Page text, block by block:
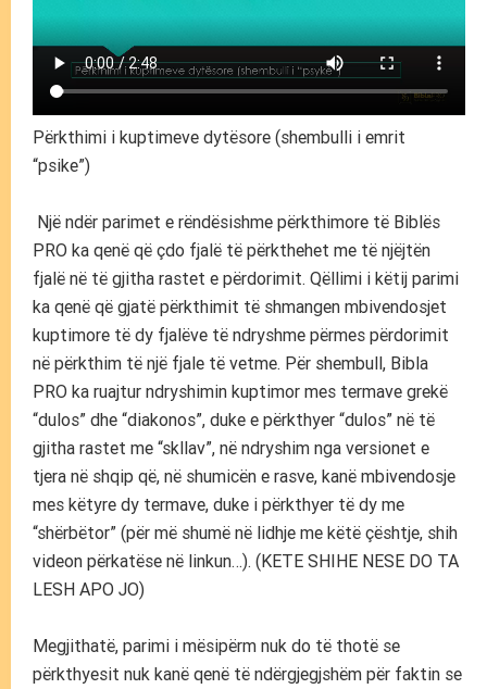
Përkthimi i kuptimeve dytësore (shembulli i emrit
“psike”)
Një ndër parimet e rëndësishme përkthimore të Biblës
PRO ka qenë që çdo fjalë të përkthehet me të njëjtën
fjalë në të gjitha rastet e përdorimit. Qëllimi i këtij parimi
ka qenë që gjatë përkthimit të shmangen mbivendosjet
kuptimore të dy fjalëve të ndryshme përmes përdorimit
në përkthim të një fjale të vetme. Për shembull, Bibla
PRO ka ruajtur ndryshimin kuptimor mes termave grekë
“dulos” dhe “diakonos”, duke e përkthyer “dulos” në të
gjitha rastet me “skllav”, në ndryshim nga versionet e
tjera në shqip që, në shumicën e rasve, kanë mbivendosje
mes këtyre dy termave, duke i përkthyer të dy me
“shërbëtor” (për më shumë në lidhje me këtë çështje, shih
videon përkatëse në linkun…). (KETE SHIHE NESE DO TA
LESH APO JO)
Megjithatë, parimi i mësipërm nuk do të thotë se
përkthyesit nuk kanë qenë të ndërgjegjshëm për faktin se